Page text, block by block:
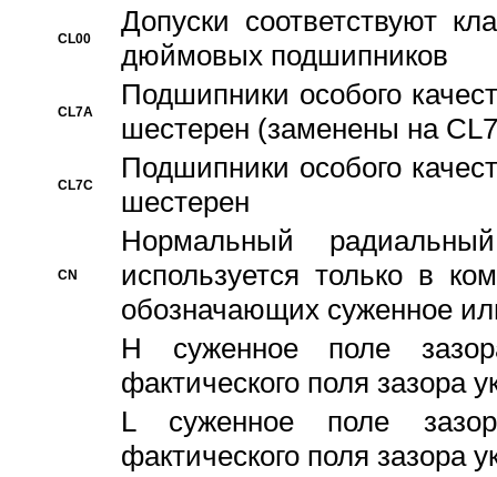
CL00
Допуски соответствуют
дюймовых подшипников
CL7A
Подшипники особого
шестерен (заменены на
CL7C
Подшипники особого
шестерен
CN
Hормальный
используется только в
обозначающих суженное
H суженное поле
фактического поля зазора
L суженное поле
фактического поля зазора